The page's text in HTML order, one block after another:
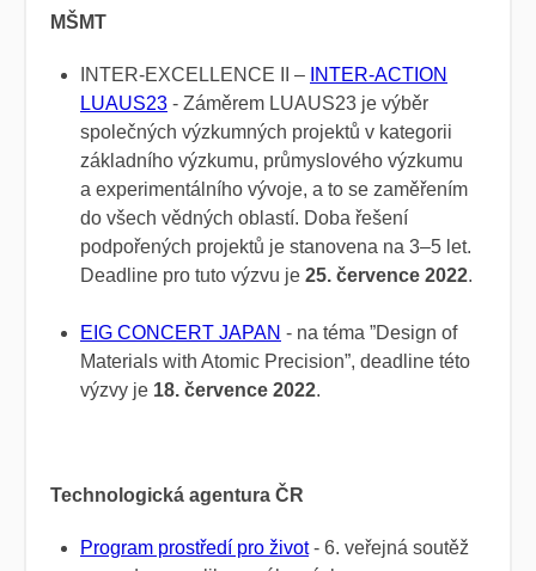
MŠMT
INTER-EXCELLENCE II – INTER-ACTION
LUAUS23 - Záměrem LUAUS23 je výběr
společných výzkumných projektů v kategorii
základního výzkumu, průmyslového výzkumu
a experimentálního vývoje, a to se zaměřením
do všech vědných oblastí. Doba řešení
podpořených projektů je stanovena na 3–5 let.
Deadline pro tuto výzvu je 25. července 2022.
EIG CONCERT JAPAN - na téma ”Design of
Materials with Atomic Precision”, deadline této
výzvy je 18. července 2022.
Technologická agentura ČR
Program prostředí pro život- 6. veřejná soutěž